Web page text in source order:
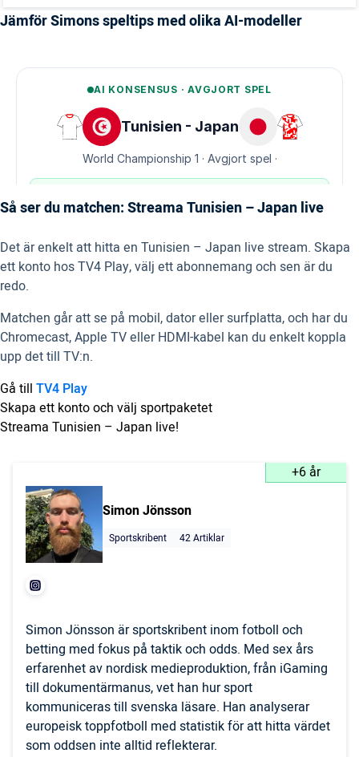
Jämför Simons speltips med olika AI-modeller
Så ser du matchen: Streama Tunisien – Japan live
Det är enkelt att hitta en Tunisien – Japan live stream. Skapa
ett konto hos TV4 Play, välj ett abonnemang och sen är du
redo.
Matchen går att se på mobil, dator eller surfplatta, och har du
Chromecast, Apple TV eller HDMI-kabel kan du enkelt koppla
upp det till TV:n.
Gå till TV4 Play
Skapa ett konto och välj sportpaketet
Streama Tunisien – Japan live!
+6 år
Simon Jönsson
Sportskribent 42 Artiklar
Simon Jönsson är sportskribent inom fotboll och
betting med fokus på taktik och odds. Med sex års
erfarenhet av nordisk medieproduktion, från iGaming
till dokumentärmanus, vet han hur sport
kommuniceras till svenska läsare. Han analyserar
europeisk toppfotboll med statistik för att hitta värdet
som oddsen inte alltid reflekterar.